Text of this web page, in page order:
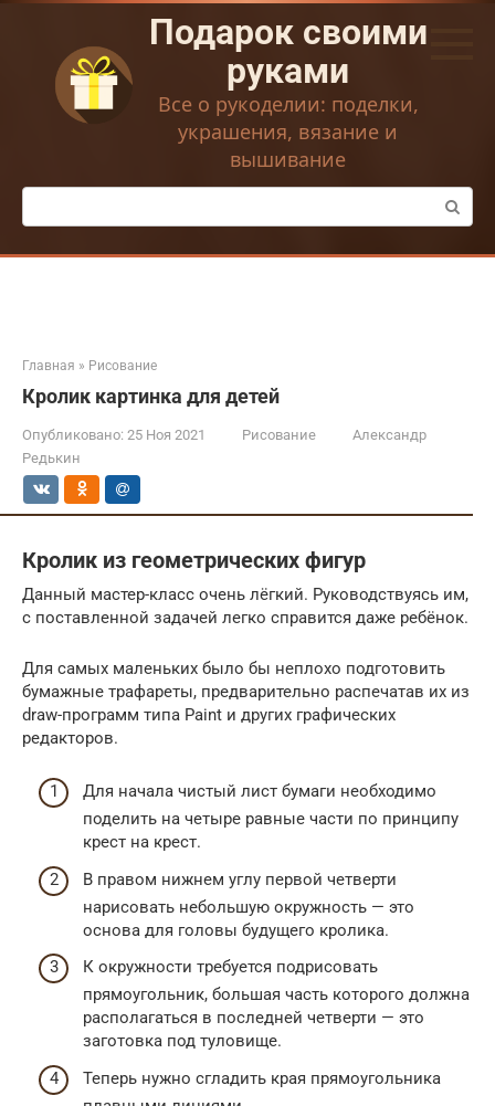
Перейти
контенту
Подарок своими
руками
Все о рукоделии: поделки,
украшения, вязание и
вышивание
Поиск:
Главная » Рисование
Кролик картинка для детей
Опубликовано: 25 Ноя 2021 Рисование
Александр
Редькин
Кролик из геометрических фигур
Данный мастер-класс очень лёгкий. Руководствуясь им,
с поставленной задачей легко справится даже ребёнок.
Для самых маленьких было бы неплохо подготовить
бумажные трафареты, предварительно распечатав их из
draw-программ типа Paint и других графических
редакторов.
Для начала чистый лист бумаги необходимо
поделить на четыре равные части по принципу
крест на крест.
В правом нижнем углу первой четверти
нарисовать небольшую окружность — это
основа для головы будущего кролика.
К окружности требуется подрисовать
прямоугольник, большая часть которого должна
располагаться в последней четверти — это
заготовка под туловище.
Теперь нужно сгладить края прямоугольника